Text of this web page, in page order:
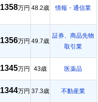
1358万円 48.2歳 情報・通信業
1356万円 49.7歳
証券、商品先物
取引業
1345万円 43歳 医薬品
1344万円 37.3歳 不動産業